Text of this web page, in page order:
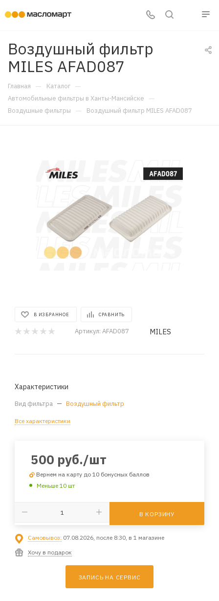
Воздушный фильтр
MILES AFAD087
Главная — Каталог —
Автомобильные фильтры в Ханты-Мансийске —
Воздушные фильтры — Воздушный фильтр MILES AFAD087
В ИЗБРАННОЕ СРАВНИТЬ
Артикул: AFAD087 MILES
Характеристики
Вид фильтра — Воздушный фильтр
Все характеристики
500 руб./шт
Вернем на карту до 10 бонусных баллов
Меньше 10 шт
В КОРЗИНУ
Самовывоз: 07.08.2026, после 8:30, в 1 магазине
Хочу в подарок
ЗАПИСЬ НА СЕРВИС